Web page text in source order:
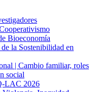
Bioeconomía
la Sostenibilidad en
| Cambio familiar, roles
social
LAC 2026